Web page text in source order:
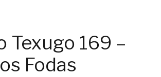
Texugo 169 –
Fodas